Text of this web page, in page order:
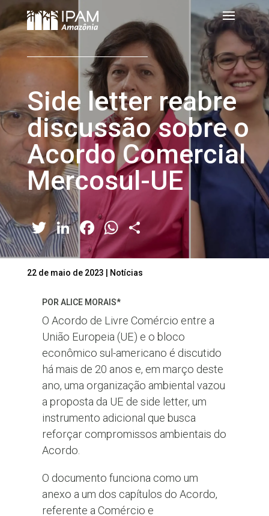
Side letter reabre
discussão sobre o
Acordo Comercial
Mercosul-UE
Twitter
LinkedIn
Facebook
WhatsApp
Share
22 de maio de 2023 Notícias
POR ALICE MORAIS*
O Acordo de Livre Comércio entre a
União Europeia (UE) e o bloco
econômico sul-americano é discutido
há mais de 20 anos e, em março deste
ano, uma organização ambiental vazou
a proposta da UE de side letter, um
instrumento adicional que busca
reforçar compromissos ambientais do
Acordo.
O documento funciona como um
anexo a um dos capítulos do Acordo,
referente a Comércio e